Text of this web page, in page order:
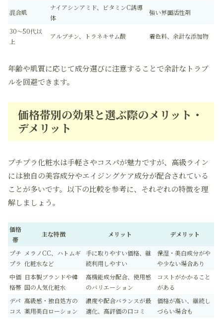
混合肌
ナイアシンアミド、ビタミンC誘導
体
強い界面活性剤
30～50代以
上
アルブチン、トラネキサム酸 着色料、余計な添加物
年齢や肌質に応じて成分選びに注意することで余計なトラブ
ルを回避できます。
価格帯別の効果と選ぶ際のメリット・
デメリット
プチプラ化粧水は手軽さやコスパが魅力ですが、高級ライン
には独自の美容成分やエイジングケア成分が配合されている
ことが多いです。以下の比較を参考に、それぞれの特徴を理
解しましょう。
価格
帯
主な特徴 メリット デメリット
プチ
プラ
メラノCC、ハトムギ
化粧水など
手に取りやすい価格、継
続利用しやすい
保湿・美白成分がや
や少ない場合あり
中価
格帯
日本製ブランドや韓
国の人気化粧水
高機能成分配合、使用感
のバリエーション
コストがかかること
がある
デパ
コス
高級感・独自処方の
薬用美白ローション
濃度や配合バランスが最
適化、高評価の口コミ
価格が高い、継続し
づらい場合も